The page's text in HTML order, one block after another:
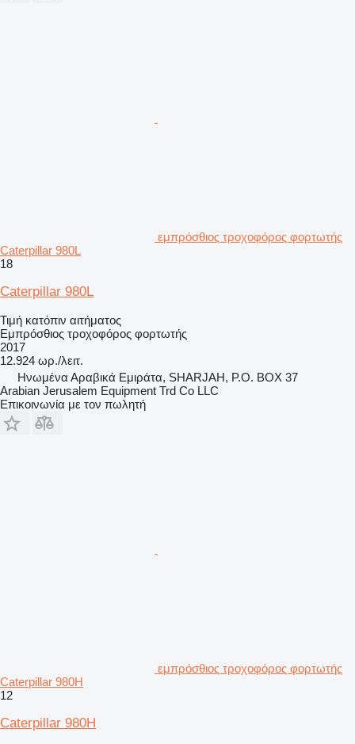
εμπρόσθιος τροχοφόρος φορτωτής
Caterpillar 980L
18
Caterpillar 980L
Τιμή κατόπιν αιτήματος
Εμπρόσθιος τροχοφόρος φορτωτής
2017
12.924 ωρ./λειτ.
Hνωμένα Αραβικά Εμιράτα, SHARJAH, P.O. BOX 37
Arabian Jerusalem Equipment Trd Co LLC
Επικοινωνία με τον πωλητή
εμπρόσθιος τροχοφόρος φορτωτής
Caterpillar 980H
12
Caterpillar 980H